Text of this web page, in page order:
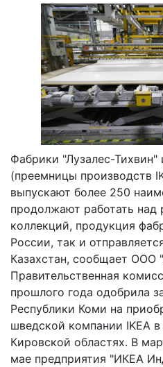
Фабрики "Лузалес-Тихвин"
(преемницы производств
выпускают более 250
продолжают работать над
коллекций, продукция
России, так и
Казахстан, сообщает ООО
Правительственная
прошлого года одобрила
Республики Коми на
шведской компании IKEA
Кировской областях. В
мае предприятия "ИКЕА